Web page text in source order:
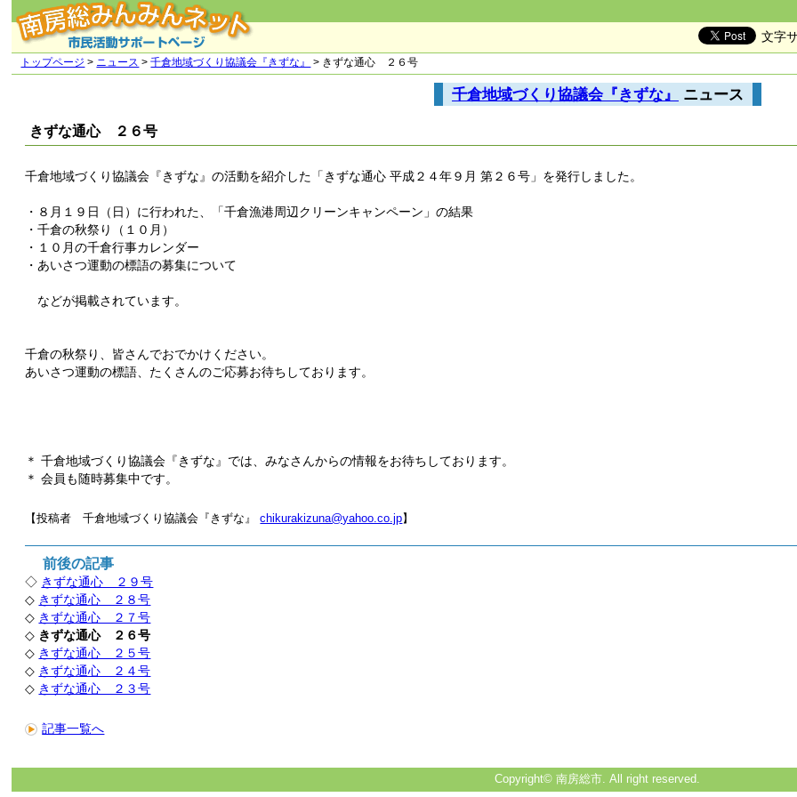
文字
トップページ > ニュース >千倉地域づくり協議会『きずな』 > きずな通心 ２６号
千倉地域づくり協議会『きずな』 ニュース
きずな通心 ２６号
千倉地域づくり協議会『きずな』の活動を紹介した「きずな通心 平成２４年９月 第２６号」を発行しました。
・８月１９日（日）に行われた、「千倉漁港周辺クリーンキャンペーン」の結果
・千倉の秋祭り（１０月）
・１０月の千倉行事カレンダー
・あいさつ運動の標語の募集について
などが掲載されています。
千倉の秋祭り、皆さんでおでかけください。
あいさつ運動の標語、たくさんのご応募お待ちしております。
＊ 千倉地域づくり協議会『きずな』では、みなさんからの情報をお待ちしております。
＊ 会員も随時募集中です。
【投稿者 千倉地域づくり協議会『きずな』chikurakizuna@yahoo.co.jp】
前後の記事
◇ きずな通心 ２９号
◇ きずな通心 ２８号
◇ きずな通心 ２７号
◇ きずな通心 ２６号
◇ きずな通心 ２５号
◇ きずな通心 ２４号
◇ きずな通心 ２３号
記事一覧へ
Copyright© 南房総市. All right reserved.